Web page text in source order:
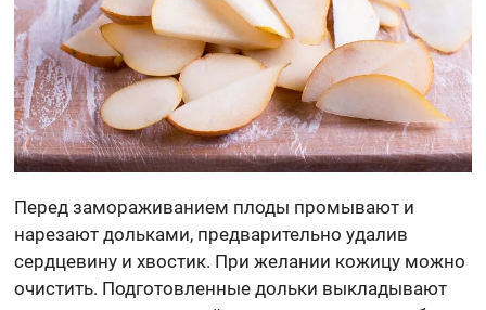
Перед замораживанием плоды промывают и
нарезают дольками, предварительно удалив
сердцевину и хвостик. При желании кожицу можно
очистить. Подготовленные дольки выкладывают